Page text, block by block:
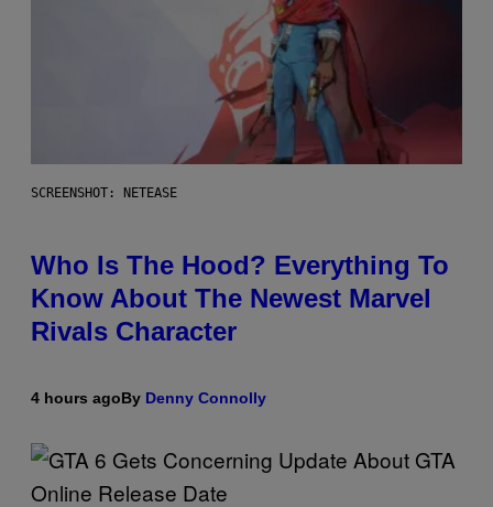
SCREENSHOT: NETEASE
Who Is The Hood? Everything To
Know About The Newest Marvel
Rivals Character
4 hours agoBy Denny Connolly